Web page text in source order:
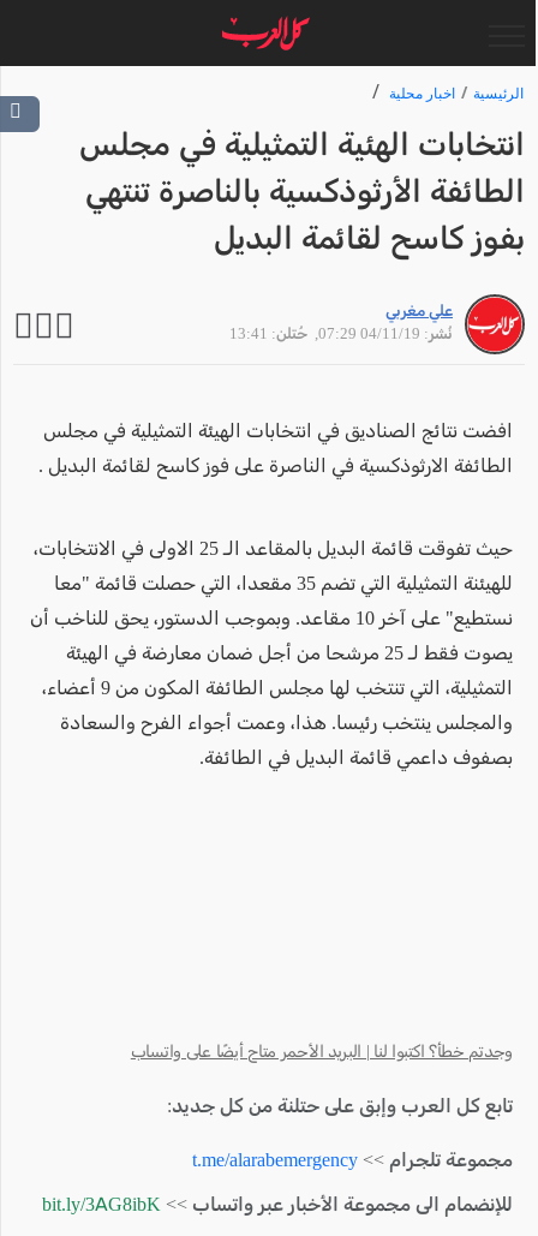
الرئيسية اخبار محلية
انتخابات الهئية التمثيلية في مجلس
الطائفة الأرثوذكسية بالناصرة تنتهي
بفوز كاسح لقائمة البديل
علي مغربي
نُشر: 04/11/19 07:29
, حُتلن: 13:41
افضت نتائج الصناديق في انتخابات الهيئة التمثيلية في مجلس
الطائفة الارثوذكسية في الناصرة على فوز كاسح لقائمة البديل .
حيث تفوقت قائمة البديل بالمقاعد الـ 25 الاولى في الانتخابات،
للهيئنة التمثيلية التي تضم 35 مقعدا، التي حصلت قائمة "معا
نستطيع" على آخر 10 مقاعد. وبموجب الدستور، يحق للناخب أن
يصوت فقط لـ 25 مرشحا من أجل ضمان معارضة في الهيئة
التمثيلية، التي تنتخب لها مجلس الطائفة المكون من 9 أعضاء،
والمجلس ينتخب رئيسا. هذا، وعمت أجواء الفرح والسعادة
بصفوف داعمي قائمة البديل في الطائفة.
وجدتم خطأ؟ اكتبوا لنا | البريد الأحمر متاح أيضًا على واتساب
تابع كل العرب وإبق على حتلنة من كل جديد:
مجموعة تلجرام >> t.me/alarabemergency
للإنضمام الى مجموعة الأخبار عبر واتساب >> bit.ly/3AG8ibK